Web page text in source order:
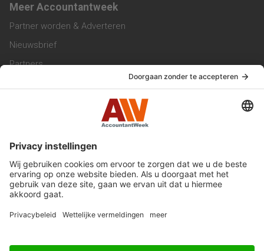
Meer Accountantweek
Partner worden & Adverteren
Nieuwsbrief
Partners
Privacy Statement
Algemene Voorwaarden
Privacyinstellingen